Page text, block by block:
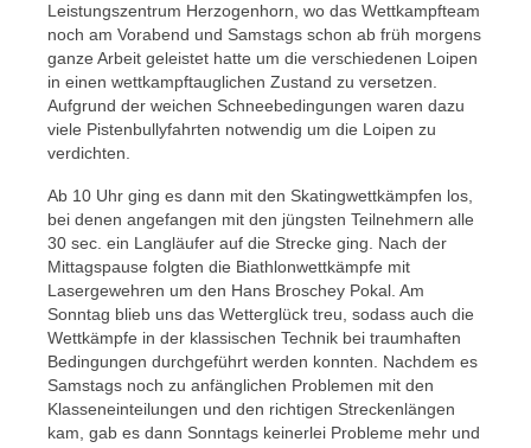
Leistungszentrum Herzogenhorn, wo das Wettkampfteam
noch am Vorabend und Samstags schon ab früh morgens
ganze Arbeit geleistet hatte um die verschiedenen Loipen
in einen wettkampftauglichen Zustand zu versetzen.
Aufgrund der weichen Schneebedingungen waren dazu
viele Pistenbullyfahrten notwendig um die Loipen zu
verdichten.
Ab 10 Uhr ging es dann mit den Skatingwettkämpfen los,
bei denen angefangen mit den jüngsten Teilnehmern alle
30 sec. ein Langläufer auf die Strecke ging. Nach der
Mittagspause folgten die Biathlonwettkämpfe mit
Lasergewehren um den Hans Broschey Pokal. Am
Sonntag blieb uns das Wetterglück treu, sodass auch die
Wettkämpfe in der klassischen Technik bei traumhaften
Bedingungen durchgeführt werden konnten. Nachdem es
Samstags noch zu anfänglichen Problemen mit den
Klasseneinteilungen und den richtigen Streckenlängen
kam, gab es dann Sonntags keinerlei Probleme mehr und